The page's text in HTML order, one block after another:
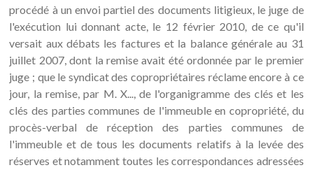
procédé à un envoi partiel des documents litigieux, le juge de
l'exécution lui donnant acte, le 12 février 2010, de ce qu'il
versait aux débats les factures et la balance générale au 31
juillet 2007, dont la remise avait été ordonnée par le premier
juge ; que le syndicat des copropriétaires réclame encore à ce
jour, la remise, par M. X..., de l'organigramme des clés et les
clés des parties communes de l'immeuble en copropriété, du
procès-verbal de réception des parties communes de
l'immeuble et de tous les documents relatifs à la levée des
réserves et notamment toutes les correspondances adressées